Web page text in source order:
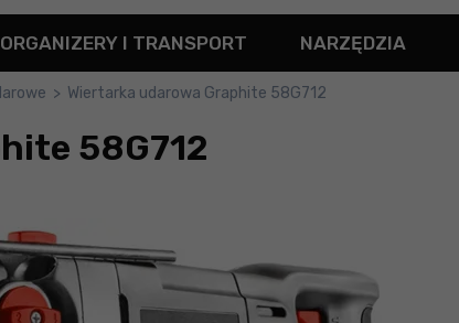
ORGANIZERY I TRANSPORT NARZĘDZIA
> Wiertarka udarowa Graphite 58G712
58G712